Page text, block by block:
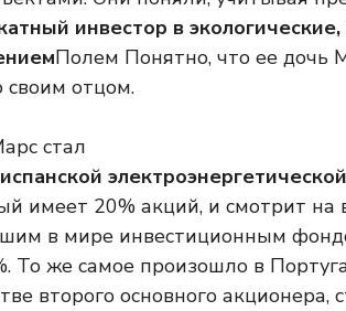
инвестор в
Полем Понятно, что ее дочь
своим отцом.
стал
имеет 20% акций, и смотрит на
в мире инвестиционным
То же самое произошло в
второго основного акционера,